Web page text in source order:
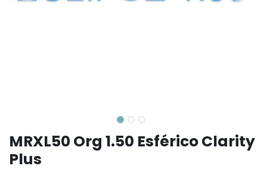
MRXL50 Org 1.50 Esférico Clarity
Plus